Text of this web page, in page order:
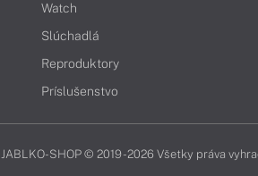
Watch
Slúchadlá
Reproduktory
Príslušenstvo
JABLKO-SHOP © 2019 - 2026 Všetky práva